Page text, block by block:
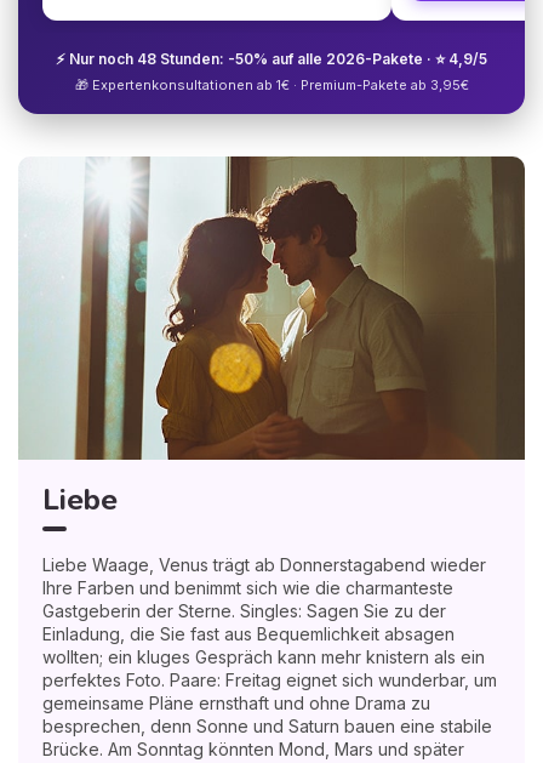
⚡ Nur noch 48 Stunden: -50% auf alle 2026-Pakete · ⭐ 4,9/5
🎁 Expertenkonsultationen ab 1€ · Premium-Pakete ab 3,95€
Liebe
Liebe Waage, Venus trägt ab Donnerstagabend wieder
Ihre Farben und benimmt sich wie die charmanteste
Gastgeberin der Sterne. Singles: Sagen Sie zu der
Einladung, die Sie fast aus Bequemlichkeit absagen
wollten; ein kluges Gespräch kann mehr knistern als ein
perfektes Foto. Paare: Freitag eignet sich wunderbar, um
gemeinsame Pläne ernsthaft und ohne Drama zu
besprechen, denn Sonne und Saturn bauen eine stabile
Brücke. Am Sonntag könnten Mond, Mars und später